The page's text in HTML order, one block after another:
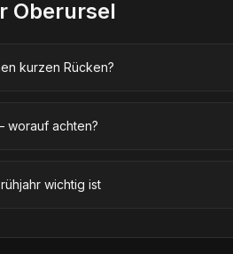
Oberursel
kurzen Rücken?
worauf achten?
wichtig ist